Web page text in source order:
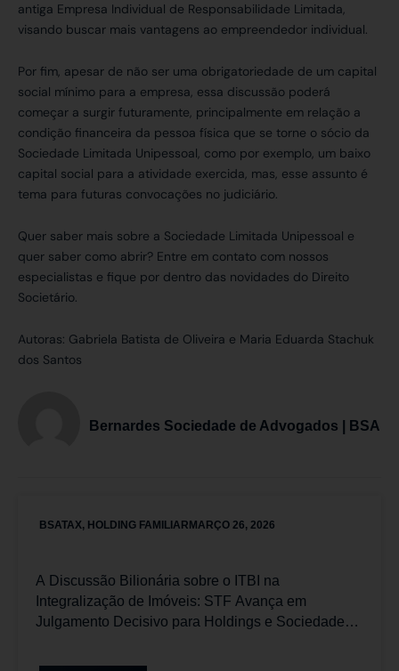
antiga Empresa Individual de Responsabilidade Limitada,
visando buscar mais vantagens ao empreendedor individual.
Por fim, apesar de não ser uma obrigatoriedade de um capital
social mínimo para a empresa, essa discussão poderá
começar a surgir futuramente, principalmente em relação a
condição financeira da pessoa física que se torne o sócio da
Sociedade Limitada Unipessoal, como por exemplo, um baixo
capital social para a atividade exercida, mas, esse assunto é
tema para futuras convocações no judiciário.
Quer saber mais sobre a Sociedade Limitada Unipessoal e
quer saber como abrir? Entre em contato com nossos
especialistas e fique por dentro das novidades do Direito
Societário.
Autoras: Gabriela Batista de Oliveira e Maria Eduarda Stachuk
dos Santos
Bernardes Sociedade de Advogados | BSA
BSATAX, HOLDING FAMILIAR MARÇO 26, 2026
A Discussão Bilionária sobre o ITBI na
Integralização de Imóveis: STF Avança em
Julgamento Decisivo para Holdings e Sociedades
Contribuintes